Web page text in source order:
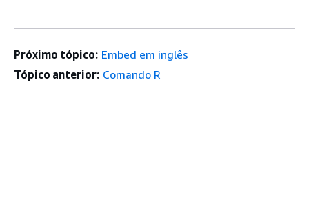
Próximo tópico: Embed em inglês
Tópico anterior: Comando R